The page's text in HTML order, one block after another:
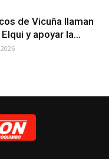
de Vicuña llaman
y apoyar la...